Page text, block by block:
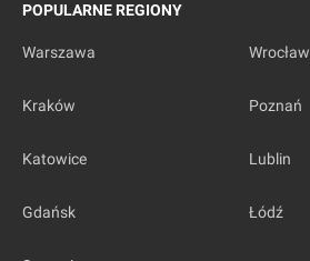
POPULARNE REGIONY
Warszawa Wrocław
Kraków Poznań
Katowice Lublin
Gdańsk Łódź